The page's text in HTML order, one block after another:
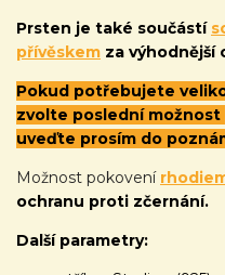
Prsten je také součástí
přívěskem za výhodnější
Pokud potřebujete
zvolte poslední možnost
uveďte prosím do
Možnost pokovení
ochranu proti zčernání.
Další parametry: